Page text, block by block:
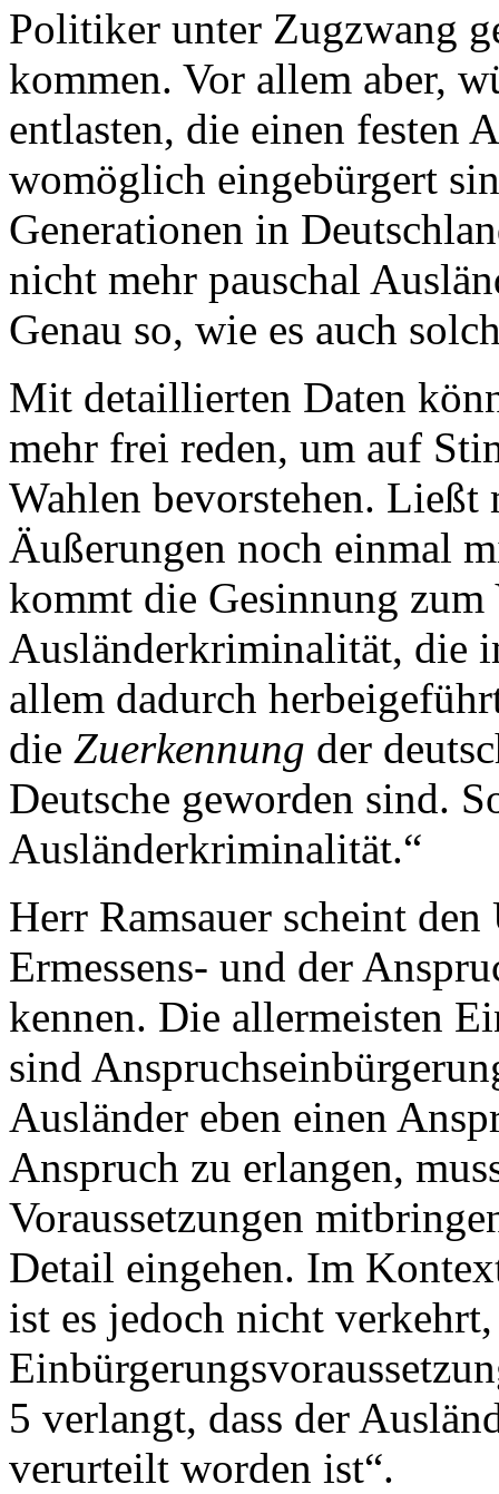
Politiker unter Zugzwang
kommen. Vor allem aber,
entlasten, die einen festen
womöglich eingebürgert
Generationen in
nicht mehr pauschal
Genau so, wie es auch
Mit detaillierten Daten
mehr frei reden, um auf
Wahlen bevorstehen. Ließt
Äußerungen noch einmal
kommt die Gesinnung
Ausländerkriminalität, die
allem dadurch
die Zuerkennung der
Deutsche geworden sind.
Ausländerkriminalität.“
Herr Ramsauer scheint
Ermessens- und der
kennen. Die allermeisten
sind
Ausländer eben einen
Anspruch zu erlangen,
Voraussetzungen
Detail eingehen. Im
ist es jedoch nicht
5 verlangt, dass der
verurteilt worden ist“.